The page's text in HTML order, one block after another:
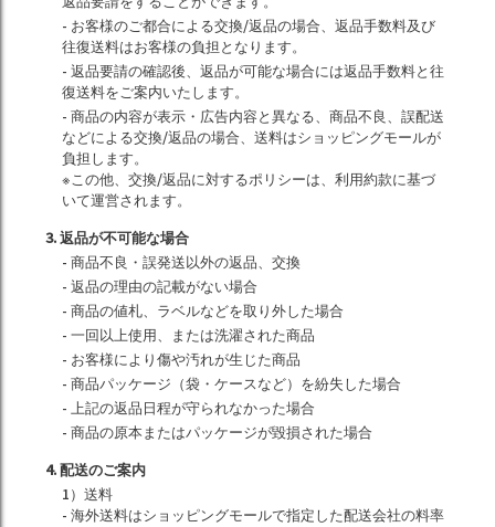
- お客様のご都合による交換/返品の場合、返品手数料及び
往復送料はお客様の負担となります。
- 返品要請の確認後、返品が可能な場合には返品手数料と往
復送料をご案内いたします。
- 商品の内容が表示・広告内容と異なる、商品不良、誤配送
などによる交換/返品の場合、送料はショッピングモールが
負担します。
※この他、交換/返品に対するポリシーは、利用約款に基づ
いて運営されます。
3. 返品が不可能な場合
- 商品不良・誤発送以外の返品、交換
- 返品の理由の記載がない場合
- 商品の値札、ラベルなどを取り外した場合
- 一回以上使用、または洗濯された商品
- お客様により傷や汚れが生じた商品
- 商品パッケージ（袋・ケースなど）を紛失した場合
- 上記の返品日程が守られなかった場合
- 商品の原本またはパッケージが毀損された場合
4. 配送のご案内
1）送料
- 海外送料はショッピングモールで指定した配送会社の料率